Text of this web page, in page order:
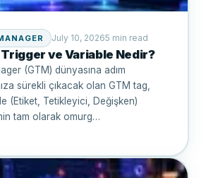
July 10, 20265 min read
Trigger ve Variable Nedir?
(GTM) dünyasına adım
sürekli çıkacak olan GTM tag,
(Etiket, Tetikleyici, Değişken)
tam olarak omurg…